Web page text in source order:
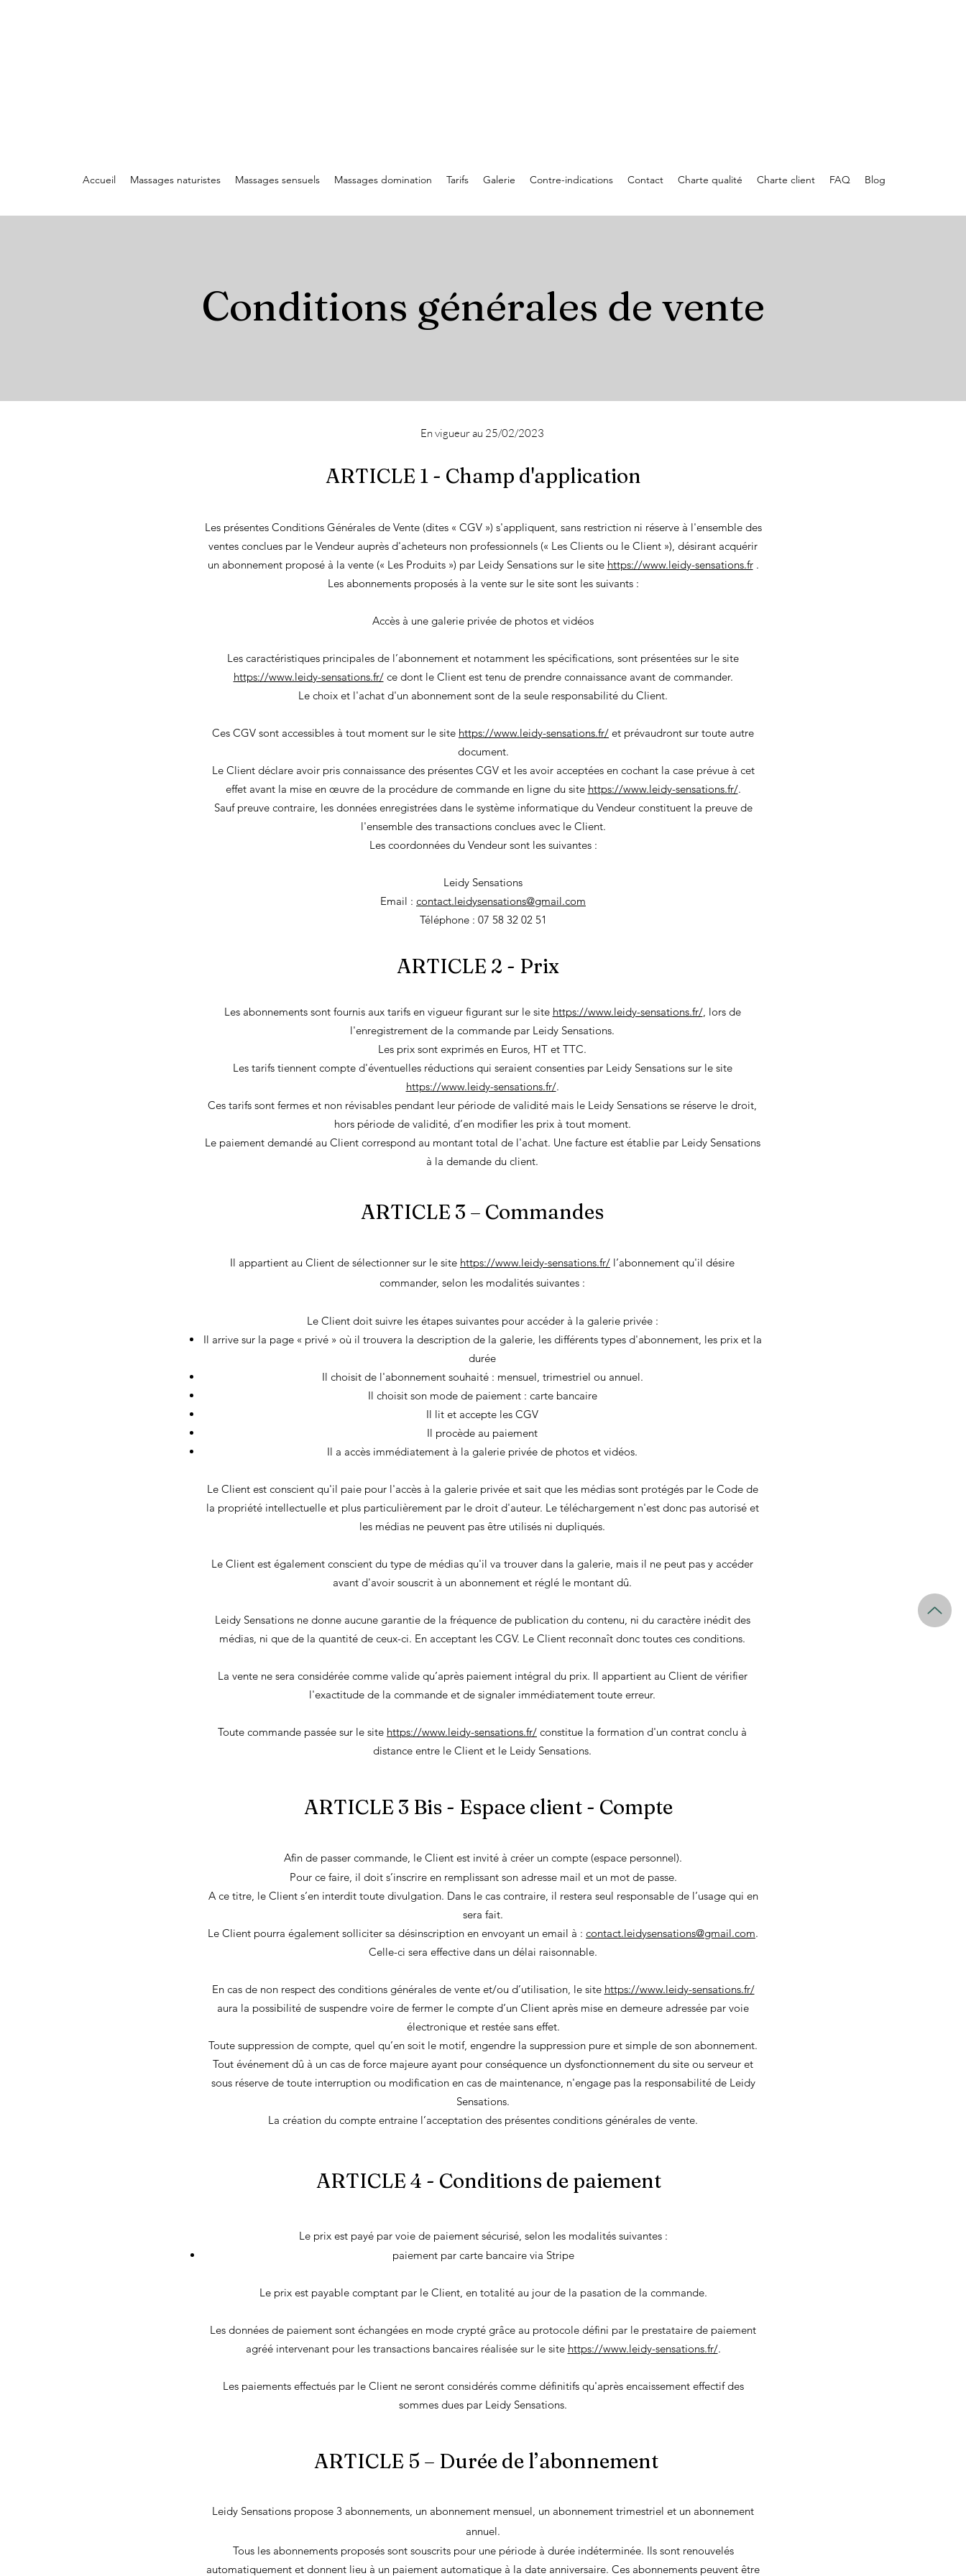
Accueil Massages naturistes Massages sensuels Massages domination Tarifs Galerie Contre-indications Contact Charte qualité Charte client FAQ Blog
Conditions générales de vente
En vigueur au 25/02/2023
ARTICLE 1 - Champ d'application
Les présentes Conditions Générales de Vente (dites « CGV ») s'appliquent, sans restriction ni réserve à l'ensemble des
ventes conclues par le Vendeur auprès d'acheteurs non professionnels (« Les Clients ou le Client »), désirant acquérir
un abonnement proposé à la vente (« Les Produits ») par Leidy Sensations sur le site https://www.leidy-sensations.fr.
Les abonnements proposés à la vente sur le site sont les suivants :
Accès à une galerie privée de photos et vidéos
Les caractéristiques principales de l’abonnement et notamment les spécifications, sont présentées sur le site
https://www.leidy-sensations.fr/ce dont le Client est tenu de prendre connaissance avant de commander.
Le choix et l'achat d'un abonnement sont de la seule responsabilité du Client.
Ces CGV sont accessibles à tout moment sur le site https://www.leidy-sensations.fr/ et prévaudront sur toute autre
document.
Le Client déclare avoir pris connaissance des présentes CGV et les avoir acceptées en cochant la case prévue à cet
effet avant la mise en œuvre de la procédure de commande en ligne du site https://www.leidy-sensations.fr/.
Sauf preuve contraire, les données enregistrées dans le système informatique du Vendeur constituent la preuve de
l'ensemble des transactions conclues avec le Client.
Les coordonnées du Vendeur sont les suivantes :
Leidy Sensations
Email : contact.leidysensations@gmail.com
Téléphone : 07 58 32 02 51
ARTICLE 2 - Prix
Les abonnements sont fournis aux tarifs en vigueur figurant sur le site https://www.leidy-sensations.fr/, lors de
l'enregistrement de la commande par Leidy Sensations.
Les prix sont exprimés en Euros, HT et TTC.
Les tarifs tiennent compte d'éventuelles réductions qui seraient consenties par Leidy Sensations sur le site
https://www.leidy-sensations.fr/.
Ces tarifs sont fermes et non révisables pendant leur période de validité mais le Leidy Sensations se réserve le droit,
hors période de validité, d’en modifier les prix à tout moment.
Le paiement demandé au Client correspond au montant total de l'achat. Une facture est établie par Leidy Sensations
à la demande du client.
ARTICLE 3 – Commandes
Il appartient au Client de sélectionner sur le site https://www.leidy-sensations.fr/ l’abonnement qu'il désire
commander, selon les modalités suivantes :
Le Client doit suivre les étapes suivantes pour accéder à la galerie privée :
Il arrive sur la page « privé » où il trouvera la description de la galerie, les différents types d'abonnement, les prix et la
durée
Il choisit de l'abonnement souhaité : mensuel, trimestriel ou annuel.
Il choisit son mode de paiement : carte bancaire
Il lit et accepte les CGV
Il procède au paiement
Il a accès immédiatement à la galerie privée de photos et vidéos.
Le Client est conscient qu'il paie pour l'accès à la galerie privée et sait que les médias sont protégés par le Code de
la propriété intellectuelle et plus particulièrement par le droit d'auteur. Le téléchargement n'est donc pas autorisé et
les médias ne peuvent pas être utilisés ni dupliqués.
Le Client est également conscient du type de médias qu'il va trouver dans la galerie, mais il ne peut pas y accéder
avant d'avoir souscrit à un abonnement et réglé le montant dû.
Leidy Sensations ne donne aucune garantie de la fréquence de publication du contenu, ni du caractère inédit des
médias, ni que de la quantité de ceux-ci. En acceptant les CGV. Le Client reconnaît donc toutes ces conditions.
La vente ne sera considérée comme valide qu’après paiement intégral du prix. Il appartient au Client de vérifier
l'exactitude de la commande et de signaler immédiatement toute erreur.
Toute commande passée sur le site https://www.leidy-sensations.fr/ constitue la formation d'un contrat conclu à
distance entre le Client et le Leidy Sensations.
ARTICLE 3 Bis - Espace client - Compte
Afin de passer commande, le Client est invité à créer un compte (espace personnel).
Pour ce faire, il doit s’inscrire en remplissant son adresse mail et un mot de passe.
A ce titre, le Client s’en interdit toute divulgation. Dans le cas contraire, il restera seul responsable de l’usage qui en
sera fait.
Le Client pourra également solliciter sa désinscription en envoyant un email à : contact.leidysensations@gmail.com.
Celle-ci sera effective dans un délai raisonnable.
En cas de non respect des conditions générales de vente et/ou d’utilisation, le site https://www.leidy-sensations.fr/
aura la possibilité de suspendre voire de fermer le compte d’un Client après mise en demeure adressée par voie
électronique et restée sans effet.
Toute suppression de compte, quel qu’en soit le motif, engendre la suppression pure et simple de son abonnement.
Tout événement dû à un cas de force majeure ayant pour conséquence un dysfonctionnement du site ou serveur et
sous réserve de toute interruption ou modification en cas de maintenance, n'engage pas la responsabilité de Leidy
Sensations.
La création du compte entraine l’acceptation des présentes conditions générales de vente.
ARTICLE 4 - Conditions de paiement
Le prix est payé par voie de paiement sécurisé, selon les modalités suivantes :
paiement par carte bancaire via Stripe
Le prix est payable comptant par le Client, en totalité au jour de la pasation de la commande.
Les données de paiement sont échangées en mode crypté grâce au protocole défini par le prestataire de paiement
agréé intervenant pour les transactions bancaires réalisée sur le site https://www.leidy-sensations.fr/.
Les paiements effectués par le Client ne seront considérés comme définitifs qu'après encaissement effectif des
sommes dues par Leidy Sensations.
ARTICLE 5 – Durée de l’abonnement
Leidy Sensations propose 3 abonnements, un abonnement mensuel, un abonnement trimestriel et un abonnement
annuel.
Tous les abonnements proposés sont souscrits pour une période à durée indéterminée. Ils sont renouvelés
automatiquement et donnent lieu à un paiement automatique à la date anniversaire. Ces abonnements peuvent être